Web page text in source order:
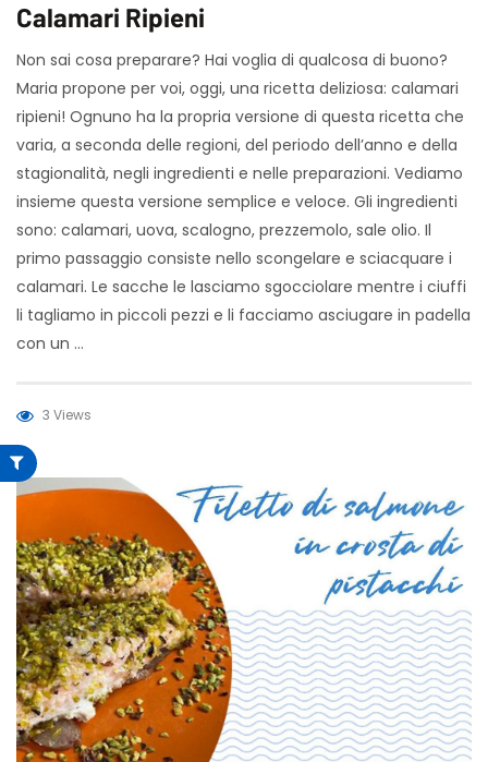
Calamari Ripieni
Non sai cosa preparare? Hai voglia di qualcosa di buono?
Maria propone per voi, oggi, una ricetta deliziosa: calamari
ripieni! Ognuno ha la propria versione di questa ricetta che
varia, a seconda delle regioni, del periodo dell’anno e della
stagionalità, negli ingredienti e nelle preparazioni. Vediamo
insieme questa versione semplice e veloce. Gli ingredienti
sono: calamari, uova, scalogno, prezzemolo, sale olio. Il
primo passaggio consiste nello scongelare e sciacquare i
calamari. Le sacche le lasciamo sgocciolare mentre i ciuffi
li tagliamo in piccoli pezzi e li facciamo asciugare in padella
con un …
3 Views